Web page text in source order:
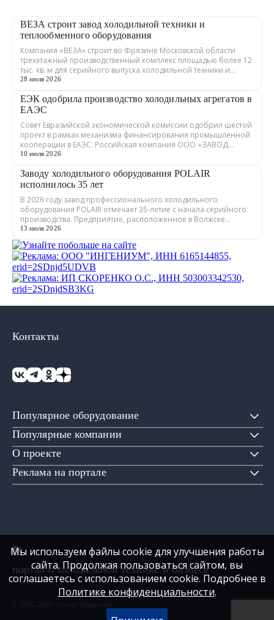
ВЕЗА строит завод холодильной техники и
теплообменного оборудования
Компания «ВЕЗА» строит во Фрязине Московской области
трехэтажный производственный комплекс площадью более 12
тыс. кв. м для серийного выпуска холодильной техники и
теплообменного оборудования. ...
28 июля 2026
ЕЭК одобрила производство холодильных агрегатов в
ЕАЭС
Совет Евразийской экономической комиссии одобрил шестой
проект в рамках механизма финансирования промышленной
кооперации в ЕАЭС. Российская компания ООО «ЗАВОД
ГРАДИЕНТ» совместно с предприятия...
10 июля 2026
Заводу холодильного оборудования POLAIR
исполнилось 35 лет
В 2026 году завод профессионального холодильного
оборудования POLAIR отмечает 35-летие с начала серийного
производства. Предприятие, расположенное в Волжске
Республики Марий Эл, выпускает обору...
13 июля 2026
Популярное оборудование
Популярные компании
О проекте
Реклама на портале
Контакты
портал о холодильной технике и бизнесе
Мы используем файлы cookie для улучшения работы
сайта. Продолжая пользоваться сайтом, вы
соглашаетесь с использованием cookie. Подробнее в
Политике конфиденциальности.